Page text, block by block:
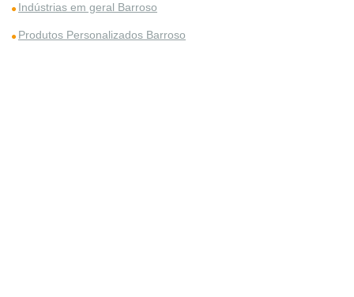
Indústrias em geral Barroso
Produtos Personalizados Barroso